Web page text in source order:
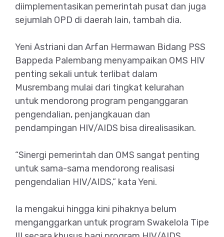
diimplementasikan pemerintah pusat dan juga
sejumlah OPD di daerah lain, tambah dia.
Yeni Astriani dan Arfan Hermawan Bidang PSS
Bappeda Palembang menyampaikan OMS HIV
penting sekali untuk terlibat dalam
Musrembang mulai dari tingkat kelurahan
untuk mendorong program penganggaran
pengendalian, penjangkauan dan
pendampingan HIV/AIDS bisa direalisasikan.
“Sinergi pemerintah dan OMS sangat penting
untuk sama-sama mendorong realisasi
pengendalian HIV/AIDS,” kata Yeni.
Ia mengakui hingga kini pihaknya belum
menganggarkan untuk program Swakelola Tipe